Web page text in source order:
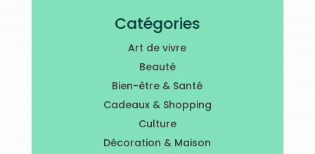
Catégories
Art de vivre
Beauté
Bien-être & Santé
Cadeaux & Shopping
Culture
Décoration & Maison